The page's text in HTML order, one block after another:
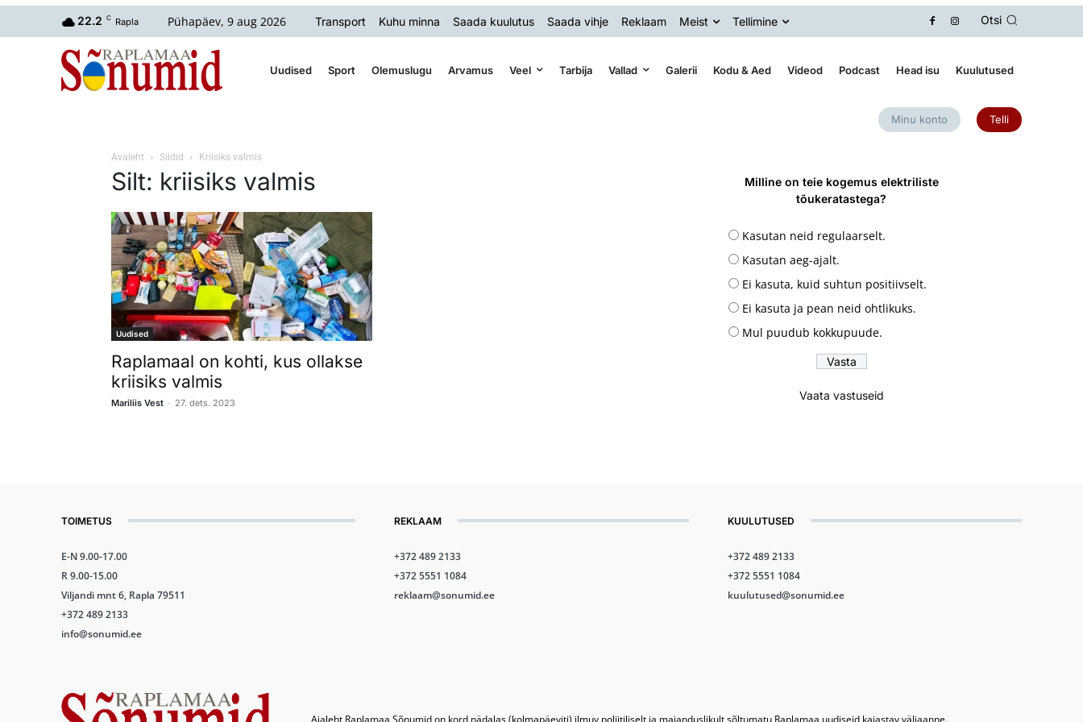
22.2 C Rapla Pühapäev, 9 aug 2026 Transport Kuhu minna Saada kuulutus Saada vihje Reklaam Meist Tellimine Otsi
Uudised Sport Olemuslugu Arvamus Veel Tarbija Vallad Galerii Kodu & Aed Videod Podcast Head isu Kuulutused
Minu konto Telli
Avaleht Sildid Kriisiks valmis
Silt: kriisiks valmis
Uudised
Raplamaal on kohti, kus ollakse
kriisiks valmis
Mariliis Vest - 27. dets. 2023
Milline on teie kogemus elektriliste
tõukeratastega?
Kasutan neid regulaarselt.
Kasutan aeg-ajalt.
Ei kasuta, kuid suhtun positiivselt.
Ei kasuta ja pean neid ohtlikuks.
Mul puudub kokkupuude.
Vaata vastuseid
TOIMETUS
E-N 9.00-17.00
R 9.00-15.00
Viljandi mnt 6, Rapla 79511
+372 489 2133
info@sonumid.ee
REKLAAM
+372 489 2133
+372 5551 1084
reklaam@sonumid.ee
KUULUTUSED
+372 489 2133
+372 5551 1084
kuulutused@sonumid.ee
Ajaleht Raplamaa Sõnumid on kord nädalas (kolmapäeviti) ilmuv poliitiliselt ja majanduslikult sõltumatu Raplamaa uudiseid kajastav väljaanne.